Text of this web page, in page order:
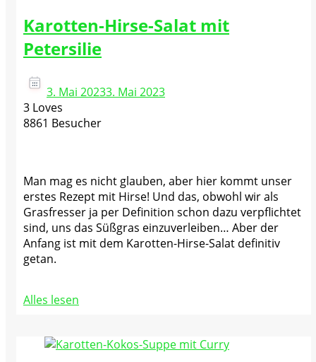
Karotten-Hirse-Salat mit
Petersilie
3. Mai 20233. Mai 2023
3 Loves
8861 Besucher
Man mag es nicht glauben, aber hier kommt unser
erstes Rezept mit Hirse! Und das, obwohl wir als
Grasfresser ja per Definition schon dazu verpflichtet
sind, uns das Süßgras einzuverleiben… Aber der
Anfang ist mit dem Karotten-Hirse-Salat definitiv
getan.
Alles lesen